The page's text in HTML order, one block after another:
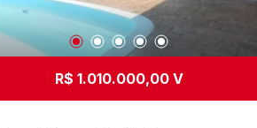
R$ 1.010.000,00 V